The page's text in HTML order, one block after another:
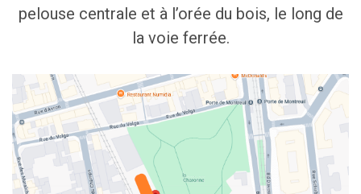
pelouse centrale et à l’orée du bois, le long de
la voie ferrée.